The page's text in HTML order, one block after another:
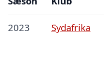
2023 Sydafrika